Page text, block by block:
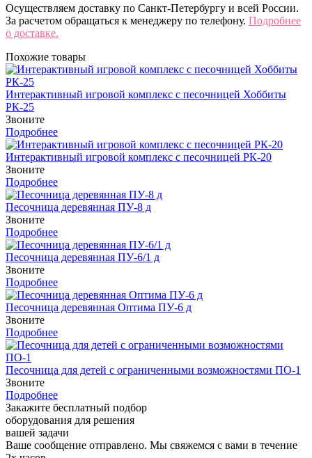
Осуществляем доставку по Санкт-Петербургу и всей России.
За расчетом обращаться к менеджеру по телефону. Подробнее
о доставке.
Похожие товары
Интерактивный игровой комплекс с песочницей Хоббиты
РК-25
Звоните
Подробнее
Интерактивный игровой комплекс с песочницей РК-20
Звоните
Подробнее
Песочница деревянная ПУ-8 д
Звоните
Подробнее
Песочница деревянная ПУ-6/1 д
Звоните
Подробнее
Песочница деревянная Оптима ПУ-6 д
Звоните
Подробнее
Песочница для детей с ограниченными возможностями ПО-1
Звоните
Подробнее
Закажите бесплатный подбор
оборудования для решения
вашей задачи
Ваше сообщение отправлено. Мы свяжемся с вами в течение